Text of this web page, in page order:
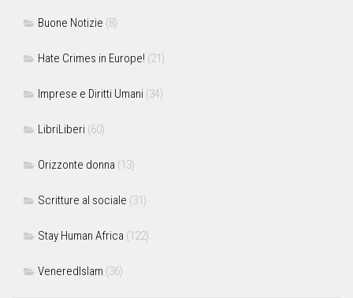
Buone Notizie (8)
Hate Crimes in Europe! (21)
Imprese e Diritti Umani (34)
LibriLiberi (60)
Orizzonte donna (13)
Scritture al sociale (31)
Stay Human Africa (122)
VeneredIslam (36)